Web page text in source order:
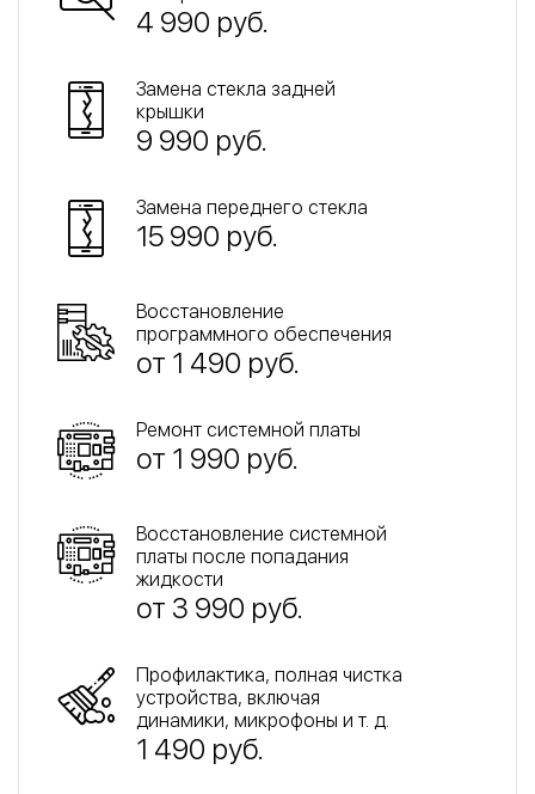
4 990 руб.
Замена стекла задней
крышки
9 990 руб.
Замена переднего стекла
15 990 руб.
Восстановление
программного обеспечения
от 1 490 руб.
Ремонт системной платы
от 1 990 руб.
Восстановление системной
платы после попадания
жидкости
от 3 990 руб.
Профилактика, полная чистка
устройства, включая
динамики, микрофоны и т. д.
1 490 руб.